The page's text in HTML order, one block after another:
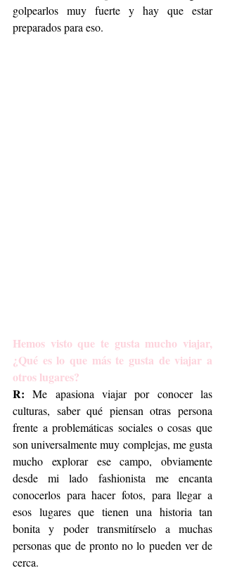
golpearlos muy fuerte y hay que estar
preparados para eso.
Hemos visto que te gusta mucho viajar,
¿Qué es lo que más te gusta de viajar a
otros lugares?
R: Me apasiona viajar por conocer las
culturas, saber qué piensan otras persona
frente a problemáticas sociales o cosas que
son universalmente muy complejas, me gusta
mucho explorar ese campo, obviamente
desde mi lado fashionista me encanta
conocerlos para hacer fotos, para llegar a
esos lugares que tienen una historia tan
bonita y poder transmitírselo a muchas
personas que de pronto no lo pueden ver de
cerca.